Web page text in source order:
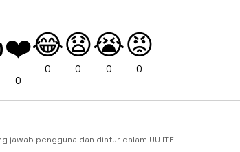
❤️
0
😂
0
😧
0
😭
0
😡
0
jawab pengguna dan diatur dalam UU ITE